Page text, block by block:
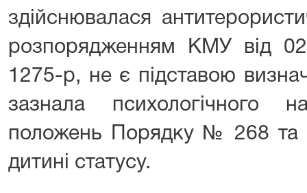
здійснювалася
розпорядженням КМУ від
1275-р, не є підставою
зазнала психологічного
положень Порядку № 268 та
дитині статусу.